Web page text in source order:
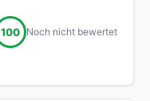
100 Noch nicht bewertet